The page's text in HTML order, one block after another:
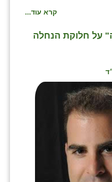
קרא עוד...
על חלוקת הנחלה